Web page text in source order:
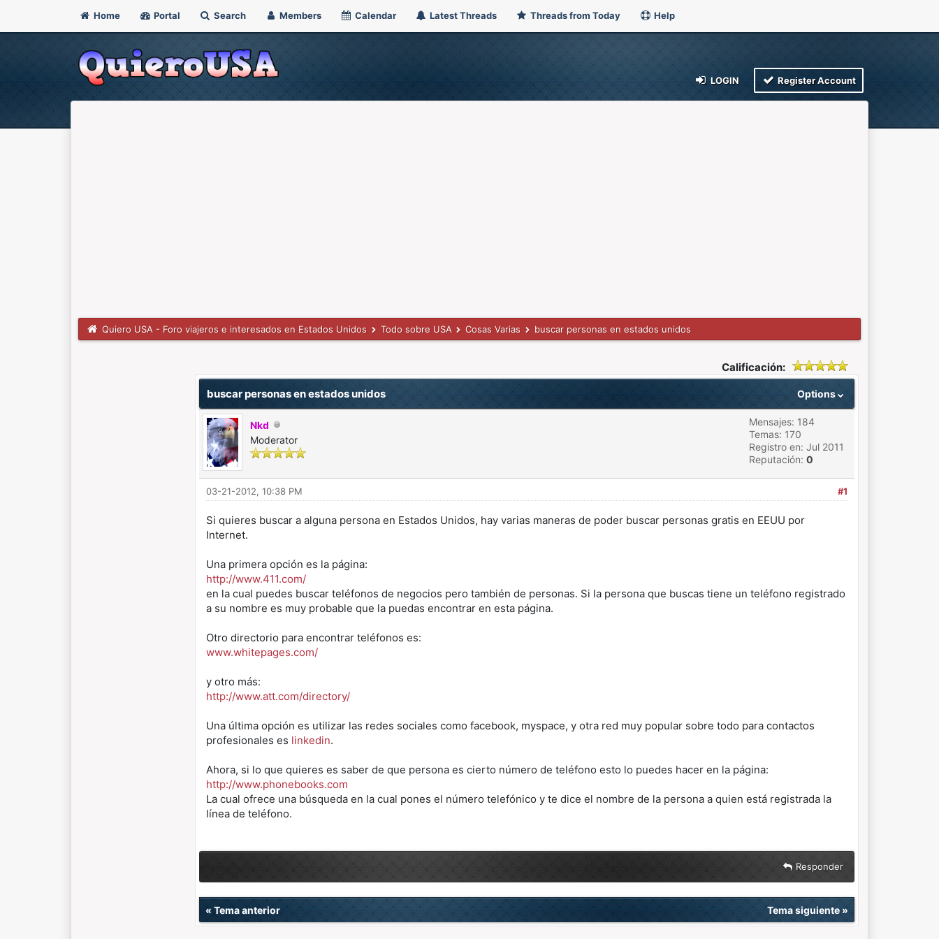
Home Portal Search Members Calendar Latest Threads Threads from Today Help
LOGIN Register Account
Quiero USA - Foro viajeros e interesados en Estados Unidos Todo sobre USA Cosas Varias buscar personas en estados unidos
Calificación:
Options
buscar personas en estados unidos
Nkd
Moderator
Mensajes: 184
Temas: 170
Registro en: Jul 2011
Reputación: 0
#1
03-21-2012, 10:38 PM
Si quieres buscar a alguna persona en Estados Unidos, hay varias maneras de poder buscar personas gratis en EEUU por
Internet.
Una primera opción es la página:
http://www.411.com/
en la cual puedes buscar teléfonos de negocios pero también de personas. Si la persona que buscas tiene un teléfono registrado
a su nombre es muy probable que la puedas encontrar en esta página.
Otro directorio para encontrar teléfonos es:
www.whitepages.com/
y otro más:
http://www.att.com/directory/
Una última opción es utilizar las redes sociales como facebook, myspace, y otra red muy popular sobre todo para contactos
profesionales es linkedin.
Ahora, si lo que quieres es saber de que persona es cierto número de teléfono esto lo puedes hacer en la página:
http://www.phonebooks.com
La cual ofrece una búsqueda en la cual pones el número telefónico y te dice el nombre de la persona a quien está registrada la
línea de teléfono.
Responder
« Tema anterior Tema siguiente»